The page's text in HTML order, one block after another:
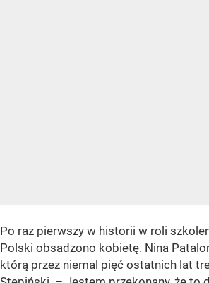
Po raz pierwszy w historii w roli
Polski obsadzono kobietę. Nina
którą przez niemal pięć ostatnich lat